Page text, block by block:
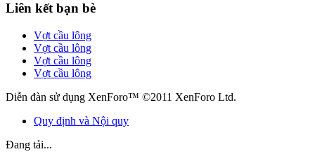
Liên kết bạn bè
Vợt cầu lông
Vợt cầu lông
Vợt cầu lông
Vợt cầu lông
Diễn đàn sử dụng XenForo™ ©2011 XenForo Ltd.
Quy định và Nội quy
Đang tải...